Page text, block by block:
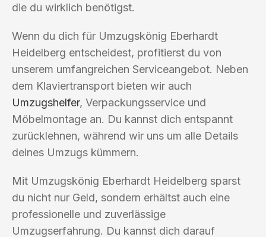
die du wirklich benötigst.
Wenn du dich für Umzugskönig Eberhardt
Heidelberg entscheidest, profitierst du von
unserem umfangreichen Serviceangebot. Neben
dem Klaviertransport bieten wir auch
Umzugshelfer, Verpackungsservice und
Möbelmontage an. Du kannst dich entspannt
zurücklehnen, während wir uns um alle Details
deines Umzugs kümmern.
Mit Umzugskönig Eberhardt Heidelberg sparst
du nicht nur Geld, sondern erhältst auch eine
professionelle und zuverlässige
Umzugserfahrung. Du kannst dich darauf